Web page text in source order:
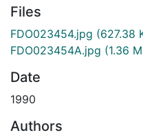
Files
FDO023454.jpg (627.38
FDO023454A.jpg (1.36
Date
1990
Authors